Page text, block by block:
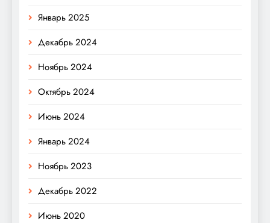
Январь 2025
Декабрь 2024
Ноябрь 2024
Октябрь 2024
Июнь 2024
Январь 2024
Ноябрь 2023
Декабрь 2022
Июнь 2020